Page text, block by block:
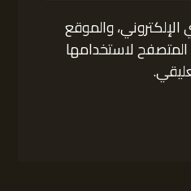
والموقع
لاستخدامها